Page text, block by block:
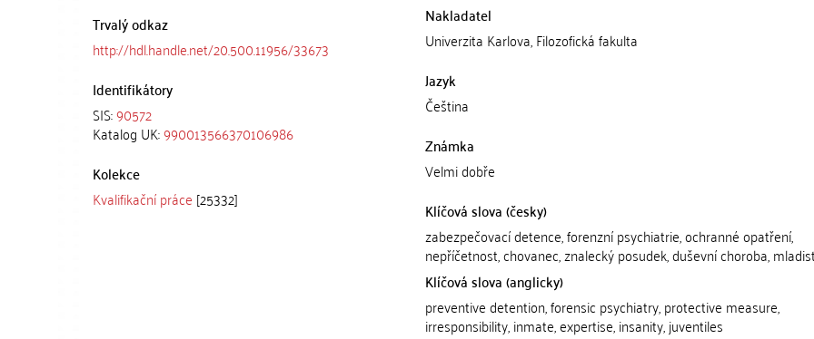
Trvalý odkaz
http://hdl.handle.net/20.500.11956/33673
Identifikátory
SIS:90572
Katalog UK:990013566370106986
Kolekce
Kvalifikační práce [25332]
Nakladatel
Univerzita Karlova, Filozofická fakulta
Jazyk
Čeština
Známka
Velmi dobře
Klíčová slova (česky)
zabezpečovací detence, forenzní psychiatrie, ochranné opatření,
nepříčetnost, chovanec, znalecký posudek, duševní choroba,
Klíčová slova (anglicky)
preventive detention, forensic psychiatry, protective measure,
irresponsibility, inmate, expertise, insanity, juventiles